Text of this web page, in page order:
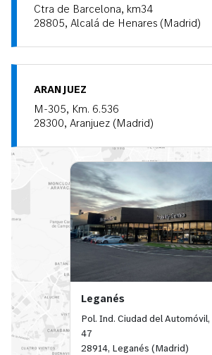
Ctra de Barcelona, km34
28805, Alcalá de Henares (Madrid)
ARANJUEZ
M-305, Km. 6.536
28300, Aranjuez (Madrid)
Leganés
Pol. Ind. Ciudad del Automóvil,
47
28914, Leganés (Madrid)